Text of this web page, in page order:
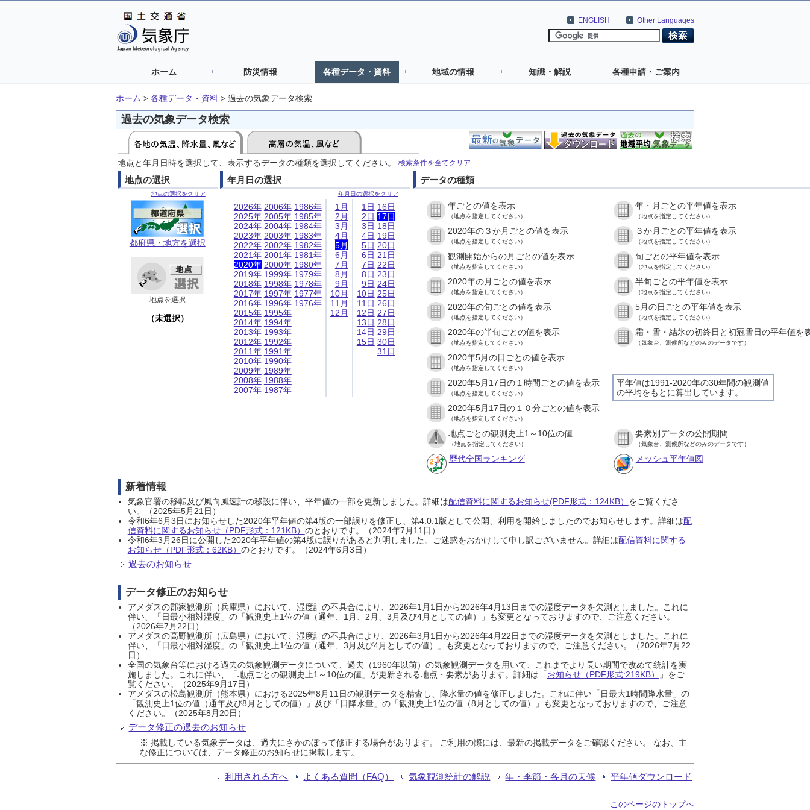
Other Languages
ENGLISH
ホーム 防災情報 各種データ・資料 地域の情報 知識・解説 各種申請・ご案内
ホーム > 各種データ・資料 > 過去の気象データ検索
過去の気象データ検索
地点と年月日時を選択して、表示するデータの種類を選択してください。 検索条件を全てクリア
地点の選択
地点の選択をクリア
都府県・地方を選択
地点を選択
（未選択）
年月日の選択
年月日の選択をクリア
2026年
2025年
2024年
2023年
2022年
2021年
2020年
2019年
2018年
2017年
2016年
2015年
2014年
2013年
2012年
2011年
2010年
2009年
2008年
2007年
2006年
2005年
2004年
2003年
2002年
2001年
2000年
1999年
1998年
1997年
1996年
1995年
1994年
1993年
1992年
1991年
1990年
1989年
1988年
1987年
1986年
1985年
1984年
1983年
1982年
1981年
1980年
1979年
1978年
1977年
1976年
1月
2月
3月
4月
5月
6月
7月
8月
9月
10月
11月
12月
1日
2日
3日
4日
5日
6日
7日
8日
9日
10日
11日
12日
13日
14日
15日
16日
17日
18日
19日
20日
21日
22日
23日
24日
25日
26日
27日
28日
29日
30日
31日
データの種類
年ごとの値を表示
（地点を指定してください）
年・月ごとの平年値を表示
（地点を指定してください）
2020年の３か月ごとの値を表示
（地点を指定してください）
３か月ごとの平年値を表示
（地点を指定してください）
観測開始からの月ごとの値を表示
（地点を指定してください）
旬ごとの平年値を表示
（地点を指定してください）
2020年の月ごとの値を表示
（地点を指定してください）
半旬ごとの平年値を表示
（地点を指定してください）
2020年の旬ごとの値を表示
（地点を指定してください）
5月の日ごとの平年値を表示
（地点を指定してください）
2020年の半旬ごとの値を表示
（地点を指定してください）
霜・雪・結氷の初終日と初冠雪日の平年値を
（気象台、測候所などのみのデータです）
2020年5月の日ごとの値を表示
（地点を指定してください）
平年値は1991-2020年の30年間の観測値
の平均をもとに算出しています。
2020年5月17日の１時間ごとの値を表示
（地点を指定してください）
2020年5月17日の１０分ごとの値を表示
（地点を指定してください）
地点ごとの観測史上1～10位の値
（地点を指定してください）
要素別データの公開期間
（気象台、測候所などのみのデータです）
歴代全国ランキング メッシュ平年値図
新着情報
気象官署の移転及び風向風速計の移設に伴い、平年値の一部を更新しました。詳細は配信資料に関するお知らせ(PDF形式：124KB） をご覧くださ
い。（2025年5月21日）
令和6年6月3日にお知らせした2020年平年値の第4版の一部誤りを修正し、第4.0.1版として公開、利用を開始しましたのでお知らせします。詳細は配
信資料に関するお知らせ（PDF形式：121KB） のとおりです。（2024年7月11日）
令和6年3月26日に公開した2020年平年値の第4版に誤りがあると判明しました。ご迷惑をおかけして申し訳ございません。詳細は配信資料に関する
お知らせ（PDF形式：62KB） のとおりです。（2024年6月3日）
過去のお知らせ
データ修正のお知らせ
アメダスの郡家観測所（兵庫県）において、湿度計の不具合により、2026年1月1日から2026年4月13日までの湿度データを欠測としました。これに
伴い、「日最小相対湿度」の「観測史上1位の値（通年、1月、2月、3月及び4月としての値）」も変更となっておりますので、ご注意ください。
（2026年7月22日）
アメダスの高野観測所（広島県）において、湿度計の不具合により、2026年3月1日から2026年4月22日までの湿度データを欠測としました。これに
伴い、「日最小相対湿度」の「観測史上1位の値（通年、3月及び4月としての値）」も変更となっておりますので、ご注意ください。（2026年7月22
日）
全国の気象台等における過去の気象観測データについて、過去（1960年以前）の気象観測データを用いて、これまでより長い期間で改めて統計を実
施しました。これに伴い、「地点ごとの観測史上1～10位の値」が更新される地点・要素があります。詳細は「お知らせ（PDF形式:219KB）
」をご
覧ください。（2025年9月17日）
アメダスの松島観測所（熊本県）における2025年8月11日の観測データを精査し、降水量の値を修正しました。これに伴い「日最大1時間降水量」の
「観測史上1位の値（通年及び8月としての値）」及び「日降水量」の「観測史上1位の値（8月としての値）」も変更となっておりますので、ご注意
ください。（2025年8月20日）
データ修正の過去のお知らせ
※ 掲載している気象データは、過去にさかのぼって修正する場合があります。 ご利用の際には、最新の掲載データをご確認ください。 なお、主
な修正については、データ修正のお知らせに掲載します。
利用される方へ よくある質問（FAQ） 気象観測統計の解説 年・季節・各月の天候 平年値ダウンロード
このページのトップへ